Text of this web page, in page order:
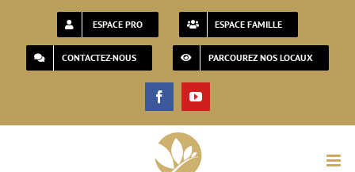
contenu
ESPACE PRO ESPACE FAMILLE
CONTACTEZ-NOUS PARCOUREZ NOS LOCAUX
FacebookYouTube